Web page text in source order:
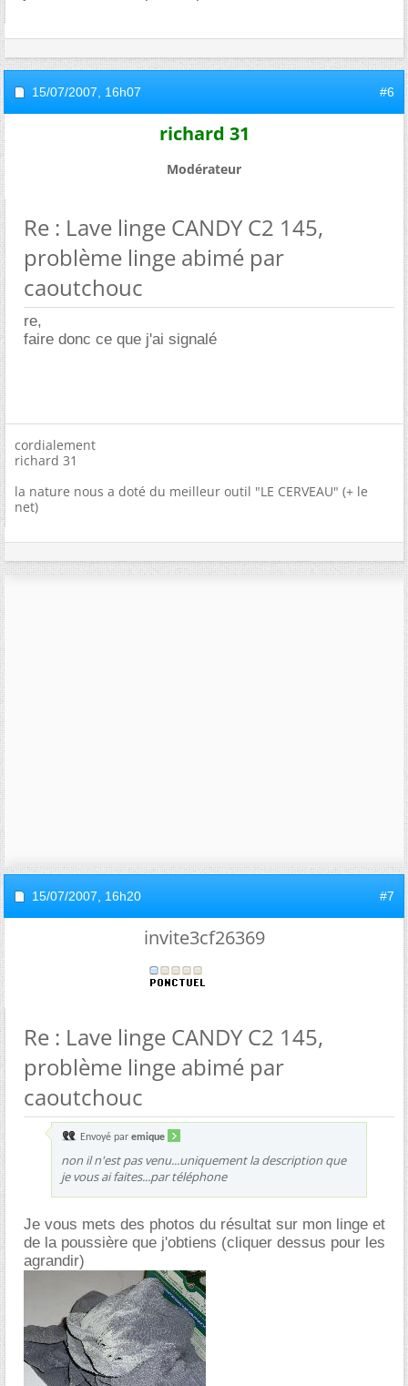
15/07/2007, 16h07 #6
richard 31
Modérateur
Re : Lave linge CANDY C2 145,
problème linge abimé par
caoutchouc
re,
faire donc ce que j'ai signalé
cordialement
richard 31
la nature nous a doté du meilleur outil "LE CERVEAU" (+ le
net)
15/07/2007, 16h20 #7
invite3cf26369
Re : Lave linge CANDY C2 145,
problème linge abimé par
caoutchouc
Envoyé par emique
non il n'est pas venu...uniquement la description que
je vous ai faites...par téléphone
Je vous mets des photos du résultat sur mon linge et
de la poussière que j'obtiens (cliquer dessus pour les
agrandir)